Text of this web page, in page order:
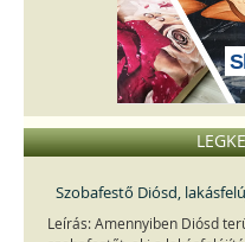
Szobafestő Diósd,
Leírás: Amennyiben Diósd